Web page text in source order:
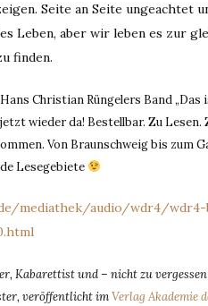
Seite an Seite
Leben, aber wir leben es zur
finden.
Christian Rüngelers Band
wieder da! Bestellbar. Zu
Von Braunschweig bis zum
Lesegebiete
mediathek/audio/wdr4/
Kabarettist und – nicht zu
veröffentlicht imVerlag Akademie